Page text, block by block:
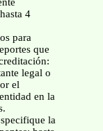
4
para
que
legal o
el
en la
la